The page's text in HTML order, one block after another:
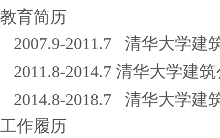
教育简历
2007.9-2011.7
清华大学建
2011.8-2014.7 清华大学建
2014.8-2018.7
清华大学建
工作履历